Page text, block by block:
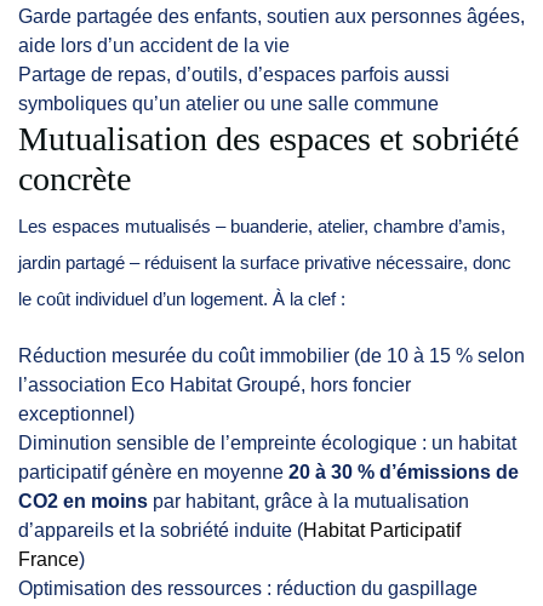
Garde partagée des enfants, soutien aux personnes âgées,
aide lors d’un accident de la vie
Partage de repas, d’outils, d’espaces parfois aussi
symboliques qu’un atelier ou une salle commune
Mutualisation des espaces et sobriété
concrète
Les espaces mutualisés – buanderie, atelier, chambre d’amis,
jardin partagé – réduisent la surface privative nécessaire, donc
le coût individuel d’un logement. À la clef :
Réduction mesurée du coût immobilier (de 10 à 15 % selon
l’association Eco Habitat Groupé, hors foncier
exceptionnel)
Diminution sensible de l’empreinte écologique : un habitat
participatif génère en moyenne 20 à 30 % d’émissions de
CO2 en moins par habitant, grâce à la mutualisation
d’appareils et la sobriété induite (Habitat Participatif
France)
Optimisation des ressources : réduction du gaspillage